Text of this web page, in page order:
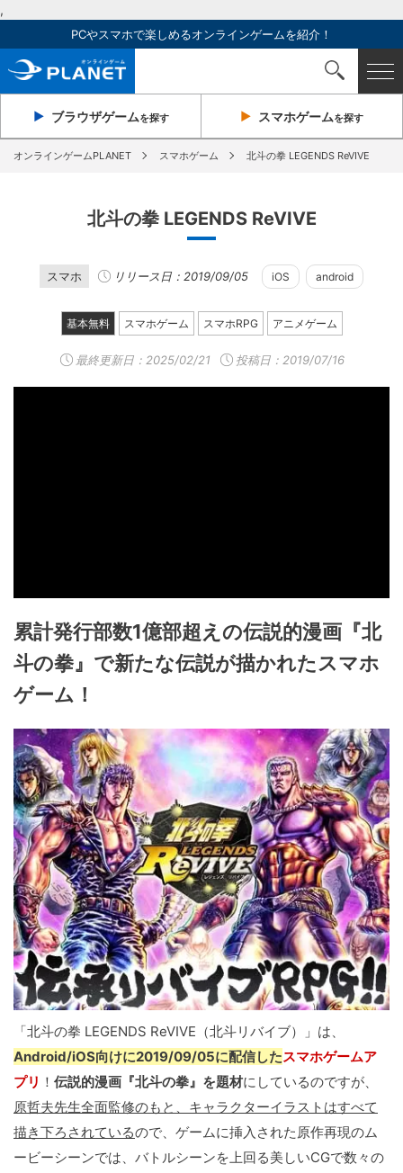
,
PCやスマホで楽しめるオンラインゲームを紹介！
ブラウザゲームを探す スマホゲームを探す
オンラインゲームPLANET スマホゲーム 北斗の拳 LEGENDS ReVIVE
北斗の拳 LEGENDS ReVIVE
スマホ リリース日：2019/09/05 iOS android
基本無料 スマホゲーム スマホRPG アニメゲーム
最終更新日： 2025/02/21 投稿日：2019/07/16
累計発行部数1億部超えの伝説的漫画『北
斗の拳』で新たな伝説が描かれたスマホ
ゲーム！
「北斗の拳 LEGENDS ReVIVE（北斗リバイブ）」は、
Android/iOS向けに2019/09/05に配信したスマホゲームア
プリ ！ 伝説的漫画『北斗の拳』を題材にしているのですが、
原哲夫先生全面監修のもと、キャラクターイラストはすべて
描き下ろされているので、ゲームに挿入された原作再現のム
ービーシーンでは、バトルシーンを上回る美しいCGで数々の